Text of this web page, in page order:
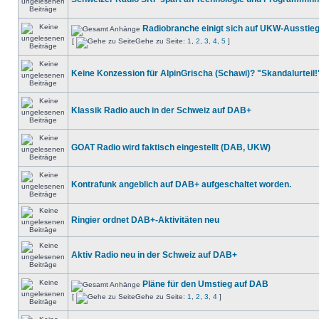
Radiobranche einigt sich auf UKW-
[ Gehe zu Seite: 1 2 3 4 5 ]
Keine Konzession für AlpinGrischa (Schawi)?
Klassik Radio auch in der Schweiz auf DAB+
GOAT Radio wird faktisch eingestellt (DAB, UKW)
Kontrafunk angeblich auf DAB+ aufgeschaltet worden.
Ringier ordnet DAB+-Aktivitäten neu
Aktiv Radio neu in der Schweiz auf DAB+
Pläne für den Umstieg auf DAB
[ Gehe zu Seite: 1 2 3 4 ]